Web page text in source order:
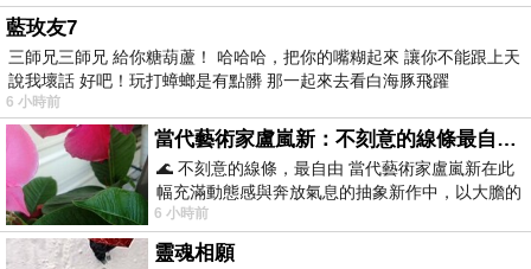
藍玫友7
三師兄三師兄 給你糖葫蘆！ 哈哈哈，把你的嘴糊起來 讓你不能跟上天
說我壞話 好吧！玩打蟑螂是有點髒 那一起來去看白海豚飛躍
6 小時前
當代藝術家盧嵐新：不刻意的線條最自由，讓色彩流動、筆觸自己說話
🌊 不刻意的線條，最自由 當代藝術家盧嵐新在此
幅充滿動態感與奔放氣息的抽象新作中，以大膽的
藍色顏料在白色畫布上揮灑、壓印與流淌
6 小時前
靈魂相願